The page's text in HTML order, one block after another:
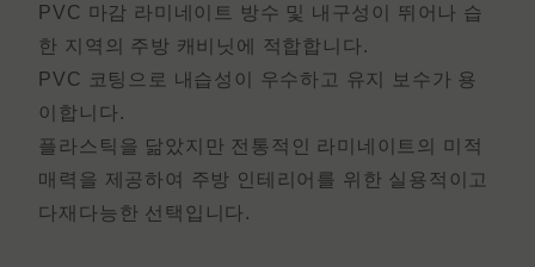
PVC 마감 라미네이트
방수 및 내구성이 뛰어나 습
한 지역의 주방 캐비닛에 적합합니다.
PVC 코팅으로 내습성이 우수하고 유지 보수가 용
이합니다.
플라스틱을 닮았지만 전통적인 라미네이트의 미적
매력을 제공하여 주방 인테리어를 위한 실용적이고
다재다능한 선택입니다.